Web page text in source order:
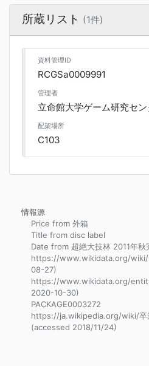
所蔵リスト (1件)
資料管理ID
RCGSa0009991
管理者
立命館大学ゲーム研究セン
配架場所
C103
情報源
Price from 外箱
Title from disc label
Date from 超絶大技林 2011年
https://www.wikidata.org/wiki/
08-27)
https://www.wikidata.org/
2020-10-30)
PACKAGE0003272
https://ja.wikipedia.org/wiki/卒
(accessed 2018/11/24)